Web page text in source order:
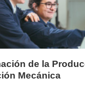
de la
Mecánica